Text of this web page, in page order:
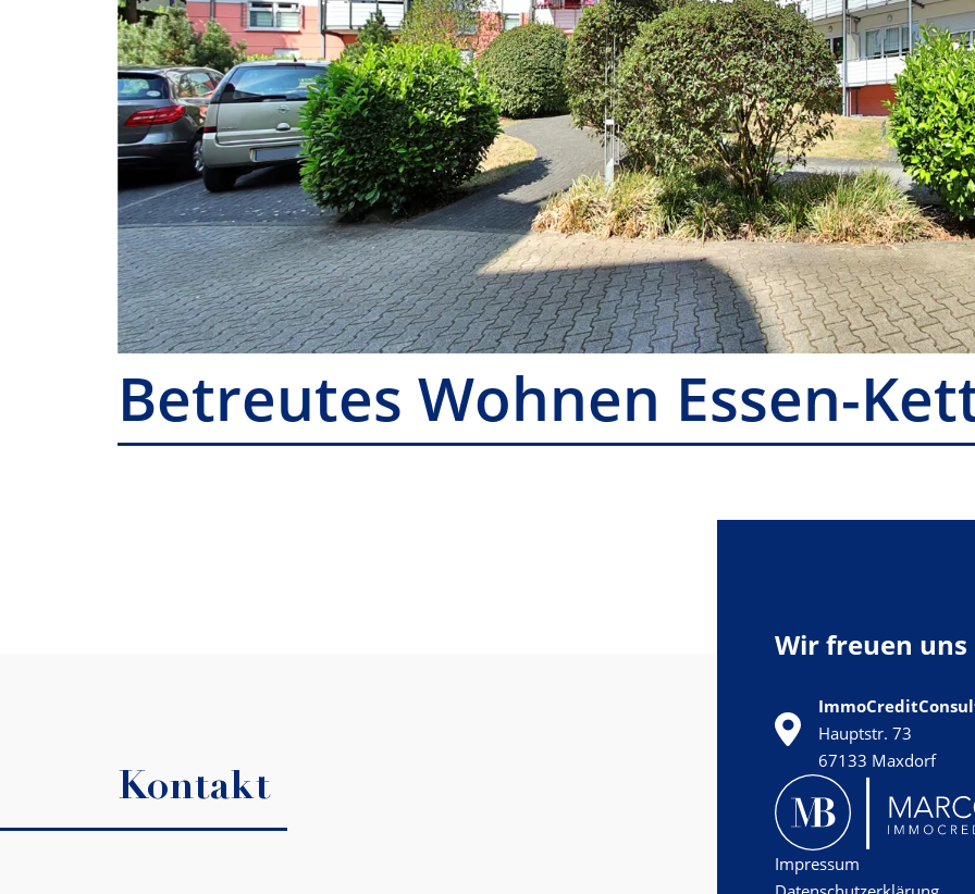
Betreutes Wohnen Essen-
Kontakt
Wir freuen
Hauptstr. 73
67133 Maxdorf
Impressum